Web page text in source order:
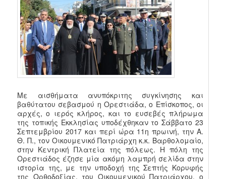
Με αισθήματα ανυπόκριτης συγκίνησης και
βαθύτατου σεβασμού η Ορεστιάδα, ο Επίσκοπος, οι
αρχές, ο ιερός κλήρος, και το ευσεβές πλήρωμα
της τοπικής Εκκλησίας υποδέχθηκαν το Σάββατο 23
Σεπτεμβρίου 2017 και περί ώρα 11η πρωινή, την Α.
Θ. Π., τον Οικουμενικό Πατριάρχη κ.κ. Βαρθολομαίο,
στην Κεντρική Πλατεία της πόλεως. Η πόλη της
Ορεστιάδος έζησε μία ακόμη λαμπρή σελίδα στην
ιστορία της, με την υποδοχή της Σεπτής Κορυφής
της Ορθοδοξίας, του Οικουμενικού Πατριάρχου, ο